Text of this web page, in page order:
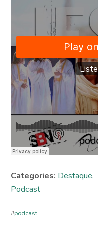
Categories: Destaque,
Podcast
#podcast